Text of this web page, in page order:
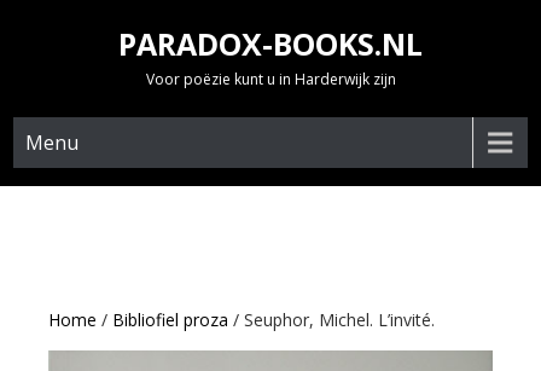
PARADOX-BOOKS.NL
Voor poëzie kunt u in Harderwijk zijn
Menu
Home / Bibliofiel proza / Seuphor, Michel. L’invité.